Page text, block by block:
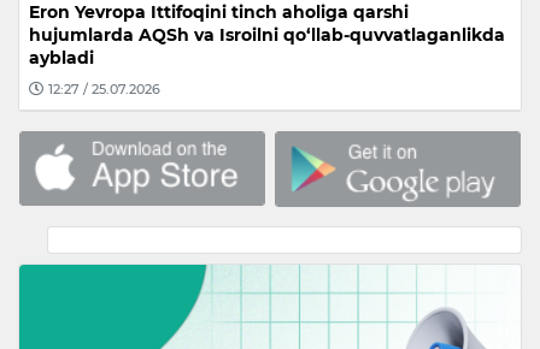
Eron Yevropa Ittifoqini tinch aholiga qarshi
hujumlarda AQSh va Isroilni qo‘llab-quvvatlaganlikda
aybladi
12:27 / 25.07.2026